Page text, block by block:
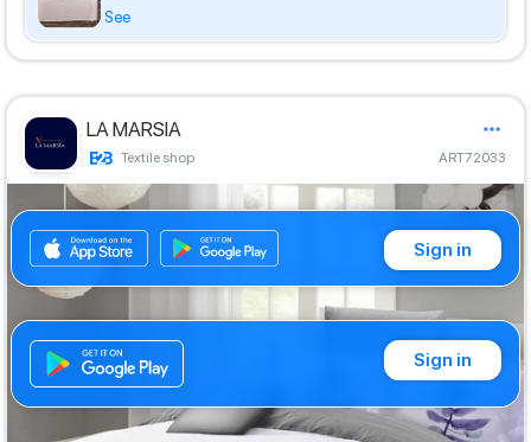
See
LA MARSIA
Textile shop ART72033
Sign in
Sign in